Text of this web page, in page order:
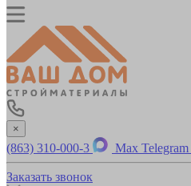
×
(863) 310-000-3 Max Telegram
Заказать звонок